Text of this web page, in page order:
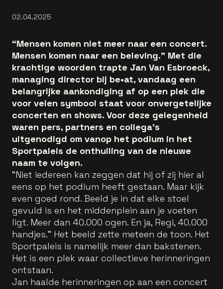
02.04.2025
“Mensen komen niet meer naar een concert.
Mensen komen naar een beleving.” Met die
krachtige woorden trapte Jan Van Esbroeck,
managing director bij be•at, vandaag een
belangrijke aankondiging af op een plek die
voor velen symbool staat voor onvergetelijke
concerten en shows. Voor deze gelegenheid
waren pers, partners en collega's
uitgenodigd om vanop het podium in het
Sportpaleis de onthulling van de nieuwe
naam te volgen.
“Niet iedereen kan zeggen dat hij of zij hier al
eens op het podium heeft gestaan. Maar kijk
even goed rond. Beeld je in dat elke stoel
gevuld is en het middenplein aan je voeten
ligt. Meer dan 40.000 ogen. En ja, Regi, 40.000
handjes.” Het beeld zette meteen de toon. Het
Sportpaleis is namelijk meer dan bakstenen.
Het is een plek waar collectieve herinneringen
ontstaan.
Jan haalde herinneringen op aan een concert